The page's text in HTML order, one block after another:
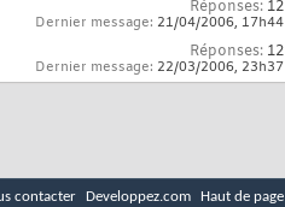
Réponses: 12
Dernier message: 21/04/2006, 17h44
Réponses: 12
Dernier message: 22/03/2006, 23h37
contacter Developpez.com Haut de page